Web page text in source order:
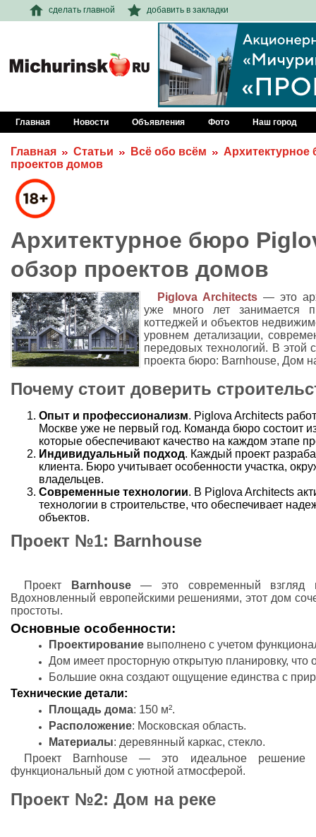
сделать главной добавить в закладки
Главная Новости Объявления Фото Наш город
Главная Статьи Всё обо всём
проектов домов
Архитектурное бюро
обзор проектов домов
Piglova Architects — это
уже много лет занимается
коттеджей и объектов
уровнем детализации,
передовых технологий. В этой
проекта бюро: Barnhouse, Дом
Почему стоит доверить
Опыт и профессионализм. Piglova Architects
Москве уже не первый год. Команда бюро состоит
которые обеспечивают качество на каждом этапе
Индивидуальный подход. Каждый проект
клиента. Бюро учитывает особенности участка,
владельцев.
Современные технологии. В Piglova Architects
технологии в строительстве, что обеспечивает
объектов.
Проект №1: Barnhouse
Проект Barnhouse— это современный взгляд
Вдохновленный европейскими решениями, этот дом
простоты.
Основные особенности:
Проектирование выполнено с учетом
Дом имеет просторную открытую планировку, что
Большие окна создают ощущение единства с
Технические детали:
Площадь дома: 150 м².
Расположение: Московская область.
Материалы: деревянный каркас, стекло.
Проект Barnhouse — это идеальное решение
функциональный дом с уютной атмосферой.
Проект №2: Дом на реке